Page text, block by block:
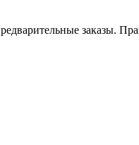
заказы.